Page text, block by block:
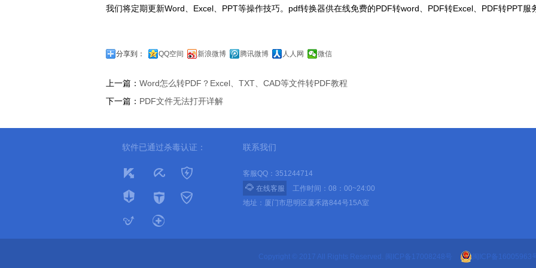
我们将定期更新Word、Excel、PPT等操作技巧。pdf转换器供在线免费的PDF转word、PDF转Excel、PDF转PPT服
分享到： QQ空间 新浪微博 腾讯微博 人人网 微信
上一篇： Word怎么转PDF？Excel、TXT、CAD等文件转PDF教程
下一篇： PDF文件无法打开详解
软件已通过杀毒认证： 联系我们
客服QQ：351244714
 在线客服
工作时间：08：00~24:00
地址：厦门市思明区厦禾路844号15A室
Copyright © 2017 All Rights Reserved. 闽ICP备17008248号 闽ICP备16005963